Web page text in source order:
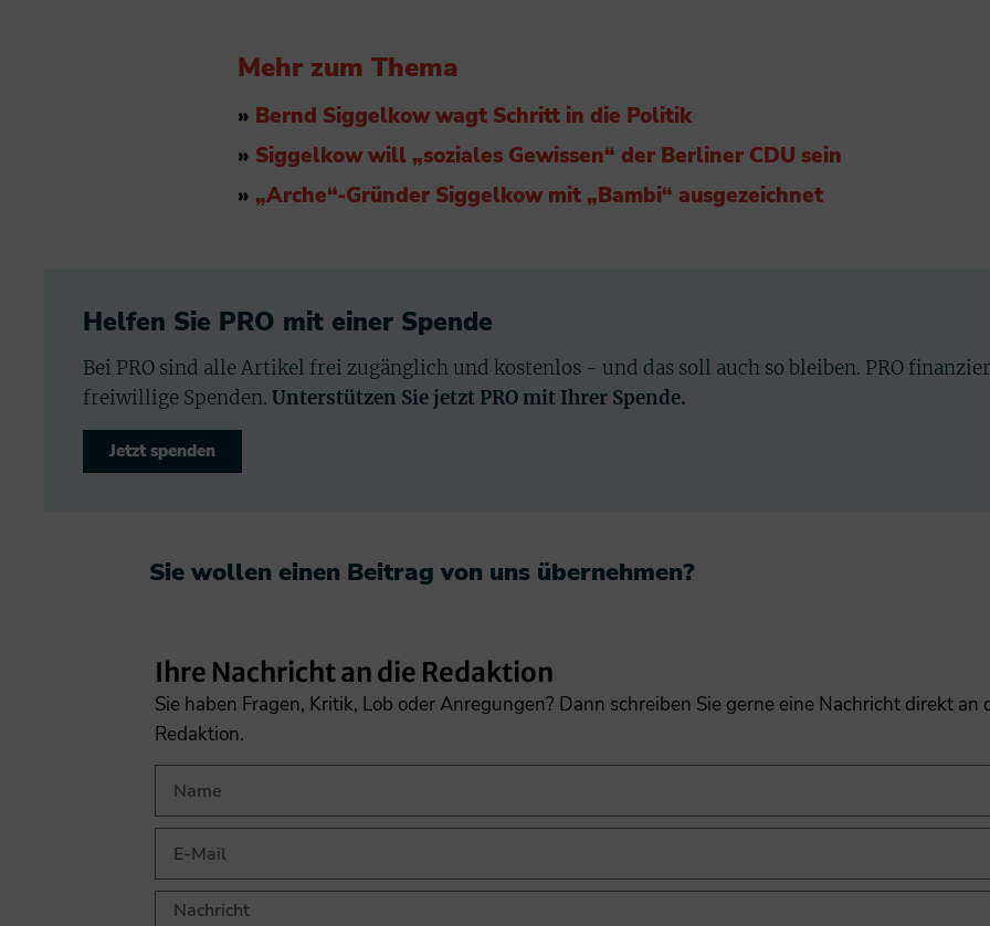
Mehr zum Thema
» Bernd Siggelkow wagt Schritt in die Politik
» Siggelkow will „soziales Gewissen“ der Berliner CDU sein
» „Arche“-Gründer Siggelkow mit „Bambi“ ausgezeichnet
Helfen Sie PRO mit einer Spende
Bei PRO sind alle Artikel frei zugänglich und kostenlos - und das soll auch so bleiben. PRO
freiwillige Spenden. Unterstützen Sie jetzt PRO mit Ihrer Spende.
Jetzt spenden
Sie wollen einen Beitrag von uns übernehmen?​
Ihre Nachricht an die Redaktion
Sie haben Fragen, Kritik, Lob oder Anregungen? Dann schreiben Sie gerne eine Nachricht direkt an
Redaktion.